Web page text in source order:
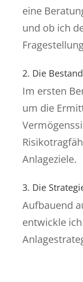
eine
und ob ich
2. Die
Im ersten
um die
Anlageziele.
3. Die
Aufbauend
entwickle